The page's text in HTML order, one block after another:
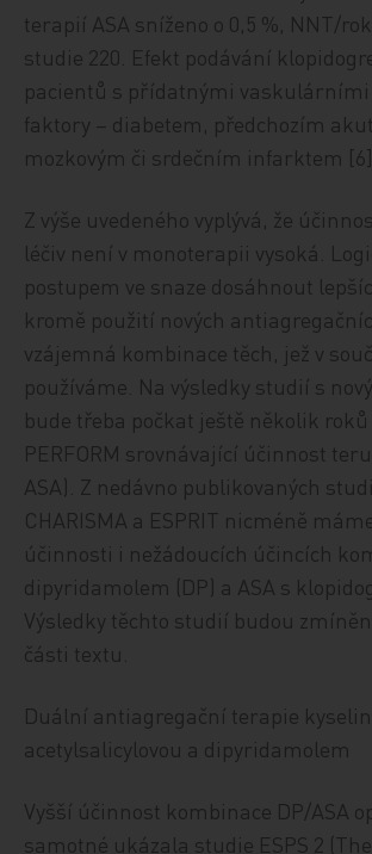
terapií ASA sníženo o 0,5 %, NNT/
studie 220. Efekt podávání
pacientů s přídatnými
faktory – diabetem, předchozím
mozkovým či srdečním infarktem [6].
Z výše uvedeného vyplývá, že
léčiv není v monoterapii vysoká.
postupem ve snaze dosáhnout
kromě použití nových
vzájemná kombinace těch, jež v
používáme. Na výsledky studií s
bude třeba počkat ještě několik
PERFORM srovnávající účinnost
ASA). Z nedávno publikovaných
CHARISMA a ESPRIT nicméně
účinnosti i nežádoucích účincích
dipyridamolem (DP) a ASA s
Výsledky těchto studií budou
části textu.
Duální antiagregační terapie
acetylsalicylovou a dipyridamolem
Vyšší účinnost kombinace DP/ASA
samotné ukázala studie ESPS 2